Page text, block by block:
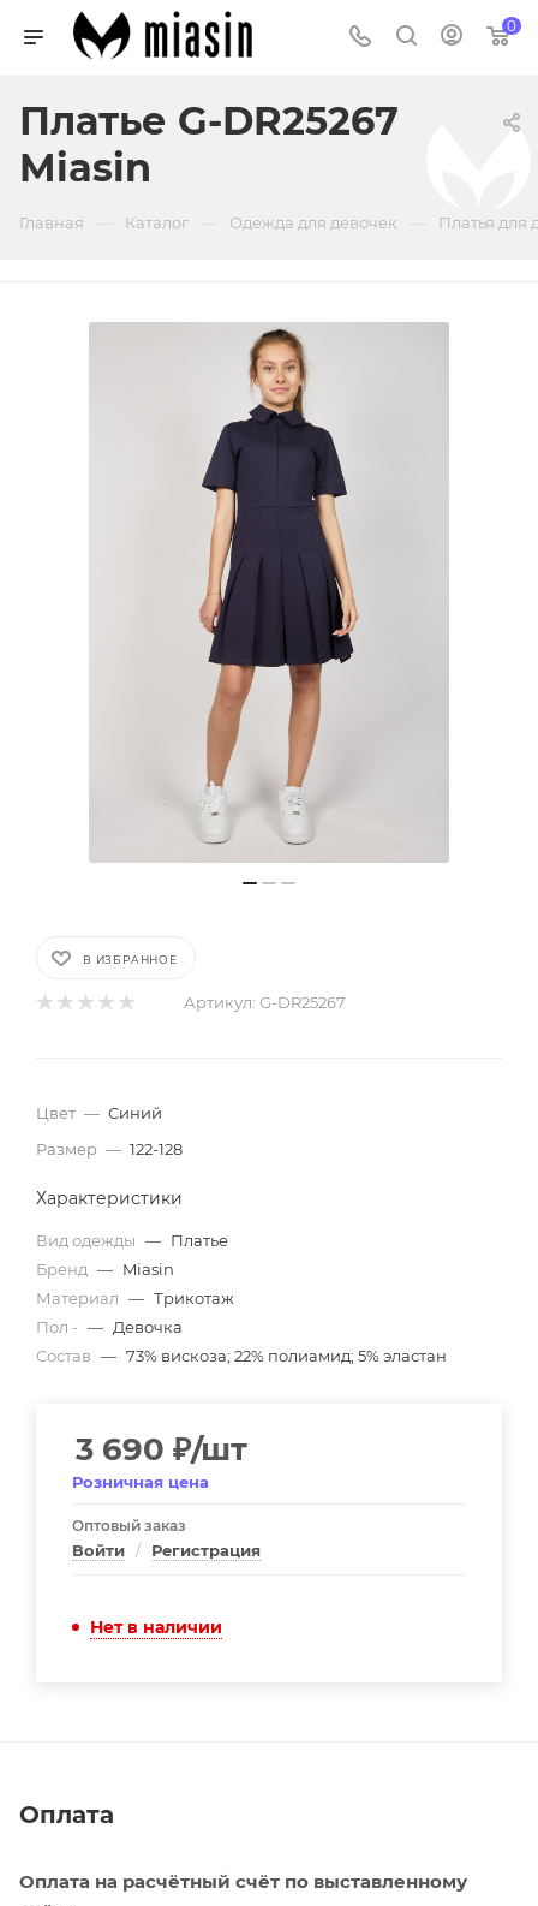
0
Платье G-DR25267
Miasin
Главная Каталог Одежда для девочек Платья для
В ИЗБРАННОЕ
Артикул: G-DR25267
Цвет — Синий
Размер — 122-128
Характеристики
Вид одежды — Платье
Бренд — Miasin
Материал — Трикотаж
Пол - — Девочка
Состав — 73% вискоза; 22% полиамид; 5% эластан
3 690 ₽/шт
Розничная цена
Оптовый заказ
Войти / Регистрация
Нет в наличии
Оплата
Оплата на расчётный счёт по выставленному